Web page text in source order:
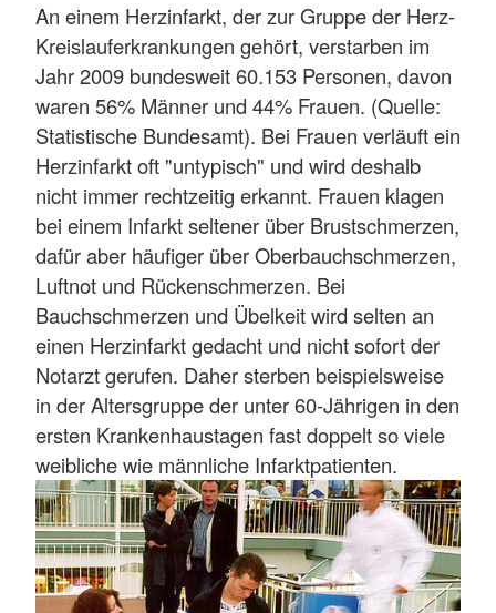
An einem Herzinfarkt, der zur Gruppe der Herz-
Kreislauferkrankungen gehört, verstarben im
Jahr 2009 bundesweit 60.153 Personen, davon
waren 56% Männer und 44% Frauen. (Quelle:
Statistische Bundesamt). Bei Frauen verläuft ein
Herzinfarkt oft "untypisch" und wird deshalb
nicht immer rechtzeitig erkannt. Frauen klagen
bei einem Infarkt seltener über Brustschmerzen,
dafür aber häufiger über Oberbauchschmerzen,
Luftnot und Rückenschmerzen. Bei
Bauchschmerzen und Übelkeit wird selten an
einen Herzinfarkt gedacht und nicht sofort der
Notarzt gerufen. Daher sterben beispielsweise
in der Altersgruppe der unter 60-Jährigen in den
ersten Krankenhaustagen fast doppelt so viele
weibliche wie männliche Infarktpatienten.